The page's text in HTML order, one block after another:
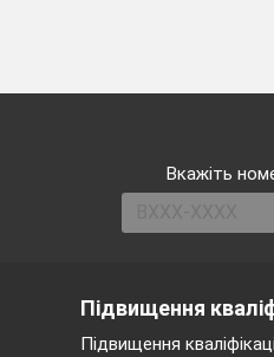
Вкажіть
Підвищення
Підвищення